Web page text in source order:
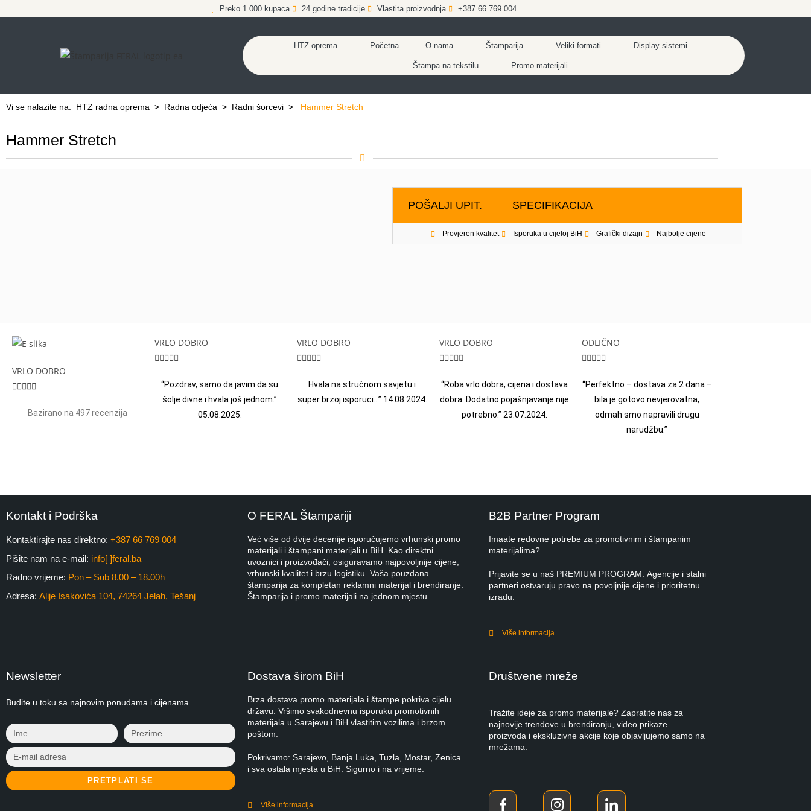
Preko 1.000 kupaca 24 godine tradicije Vlastita proizvodnja +387 66 769 004
HTZ oprema Početna O nama Štamparija Veliki formati Display sistemi
Štampa na tekstilu Promo materijali
Vi se nalazite na: HTZ radna oprema > Radna odjeća > Radni šorcevi > Hammer Stretch
Hammer Stretch
POŠALJI UPIT. SPECIFIKACIJA
Provjeren kvalitet Isporuka u cijeloj BiH Grafički dizajn Najbolje cijene
VRLO DOBRO

Bazirano na 497 recenzija
VRLO DOBRO

“Pozdrav, samo da javim da su
šolje divne i hvala još jednom.”
05.08.2025.
VRLO DOBRO

Hvala na stručnom savjetu i
super brzoj isporuci…” 14.08.2024.
VRLO DOBRO

“Roba vrlo dobra, cijena i dostava
dobra. Dodatno pojašnjavanje nije
potrebno.” 23.07.2024.
ODLIČNO

“Perfektno – dostava za 2 dana –
bila je gotovo nevjerovatna,
odmah smo napravili drugu
narudžbu.”
Kontakt i Podrška
Kontaktirajte nas direktno: +387 66 769 004
Pišite nam na e-mail: info[ ]feral.ba
Radno vrijeme: Pon – Sub 8.00 – 18.00h
Adresa: Alije Isakovića 104, 74264 Jelah, Tešanj
O FERAL Štampariji
Već više od dvije decenije isporučujemo vrhunski promo
materijali i štampani materijali u BiH. Kao direktni
uvoznici i proizvođači, osiguravamo najpovoljnije cijene,
vrhunski kvalitet i brzu logistiku. Vaša pouzdana
štamparija za kompletan reklamni materijal i brendiranje.
Štamparija i promo materijali na jednom mjestu.
B2B Partner Program
Imaate redovne potrebe za promotivnim i štampanim
materijalima?
Prijavite se u naš PREMIUM PROGRAM. Agencije i stalni
partneri ostvaruju pravo na povoljnije cijene i prioritetnu
izradu.
Više informacija
Newsletter
Budite u toku sa najnovim ponudama i cijenama.
PRETPLATI SE
Dostava širom BiH
Brza dostava promo materijala i štampe pokriva cijelu
državu. Vršimo svakodnevnu isporuku promotivnih
materijala u Sarajevu i BiH vlastitim vozilima i brzom
poštom.
Pokrivamo: Sarajevo, Banja Luka, Tuzla, Mostar, Zenica
i sva ostala mjesta u BiH. Sigurno i na vrijeme.
Više informacija
Društvene mreže
Tražite ideje za promo materijale? Zapratite nas za
najnovije trendove u brendiranju, video prikaze
proizvoda i ekskluzivne akcije koje objavljujemo samo na
mrežama.